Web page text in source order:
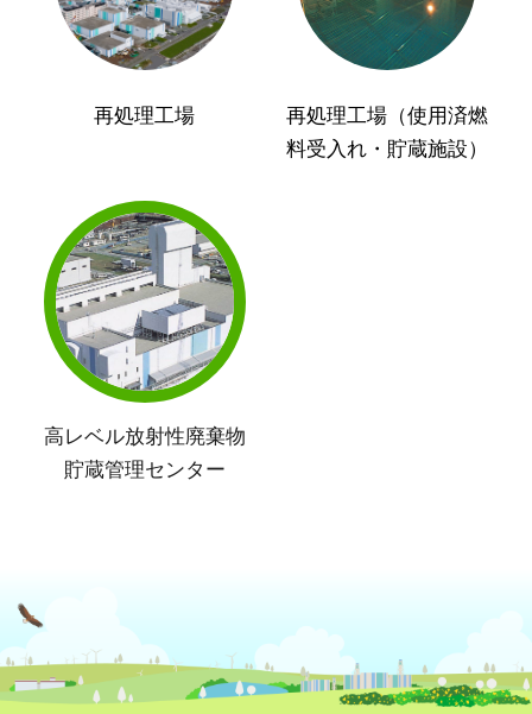
再処理工場
再処理工場（使用済燃
料受入れ・貯蔵施設）
高レベル放射性廃棄物
貯蔵管理センター